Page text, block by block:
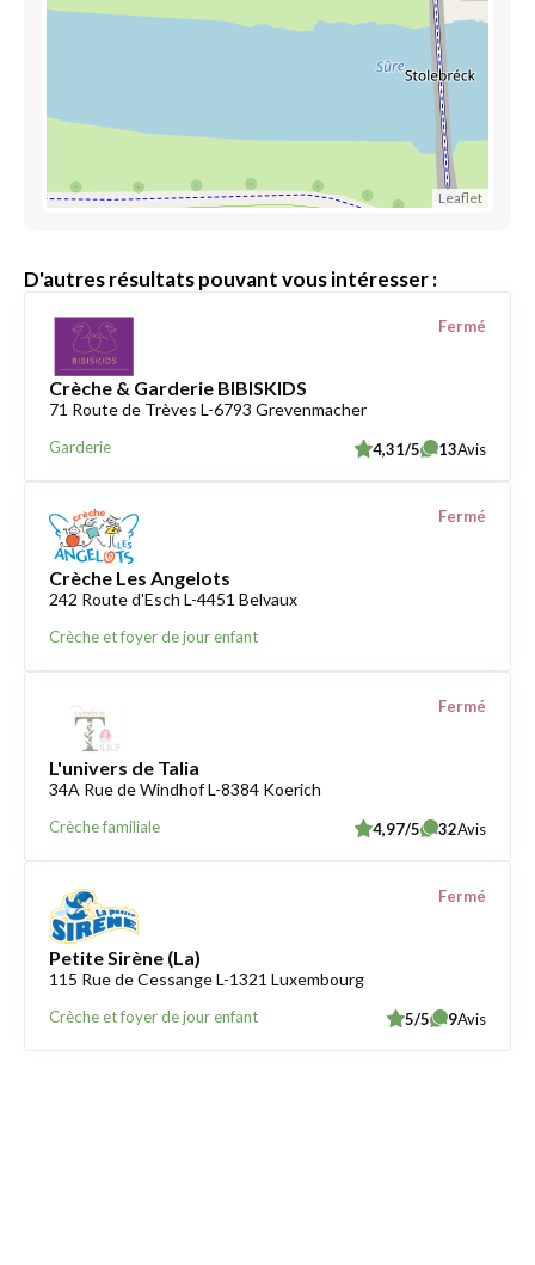
Leaflet
D'autres résultats pouvant vous intéresser :
Crèche & Garderie BIBISKIDS
71 Route de Trèves L-6793 Grevenmacher
Garderie
Fermé
4,31/5 13Avis
Crèche Les Angelots
242 Route d'Esch L-4451 Belvaux
Crèche et foyer de jour enfant
Fermé
L'univers de Talia
34A Rue de Windhof L-8384 Koerich
Crèche familiale
Fermé
4,97/5 32Avis
Petite Sirène (La)
115 Rue de Cessange L-1321 Luxembourg
Crèche et foyer de jour enfant
Fermé
5/5 9Avis